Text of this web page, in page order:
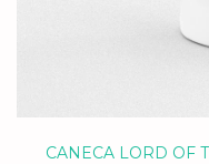
CANECA LORD OF